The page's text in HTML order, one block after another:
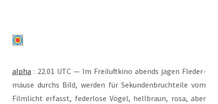
alpha : 22.01 UTC — Im Frei­luft­ki­no abends jagen Fle­der­
mäu­se durchs Bild, wer­den für Sekun­den­bruch­tei­le vom
Film­licht erfasst, feder­lo­se Vögel, hell­braun, rosa, aber